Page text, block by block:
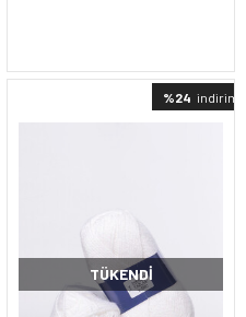
%24 indirimli
TÜKENDI